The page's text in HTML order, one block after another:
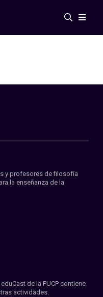
y profesores de filosofía
la enseñanza de la
de la PUCP contiene
actividades.